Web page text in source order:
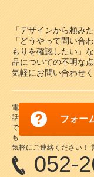
「デザインから頼み
「どうやって問い合
もりを確認したい」
品についての不明な
気軽にお問い合わせく
フォー
電
話
で
も
気軽にご連絡ください！
052-